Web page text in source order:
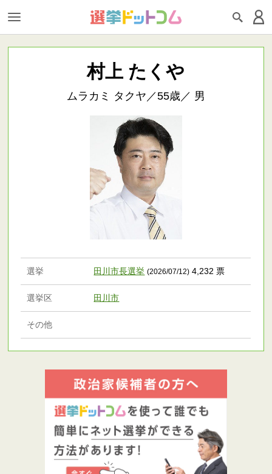
村上 たくや
ムラカミ タクヤ／55歳／ 男
選挙 田川市長選挙 (2026/07/12) 4,232 票
選挙区 田川市
その他